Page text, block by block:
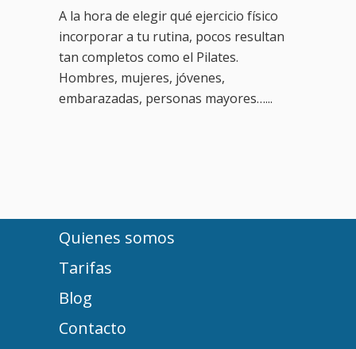
A la hora de elegir qué ejercicio físico
incorporar a tu rutina, pocos resultan
tan completos como el Pilates.
Hombres, mujeres, jóvenes,
embarazadas, personas mayores…...
Quienes somos
Tarifas
Blog
Contacto